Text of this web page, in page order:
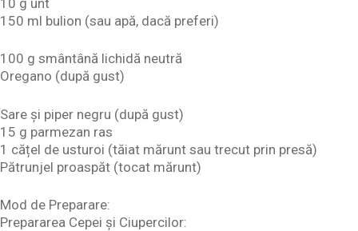
150 ml bulion (sau apă, dacă preferi)
100 g smântână lichidă neutră
Oregano (după gust)
Sare și piper negru (după gust)
15 g parmezan ras
1 cățel de usturoi (tăiat mărunt sau trecut prin presă)
Pătrunjel proaspăt (tocat mărunt)
Mod de Preparare:
Prepararea Cepei și Ciupercilor: